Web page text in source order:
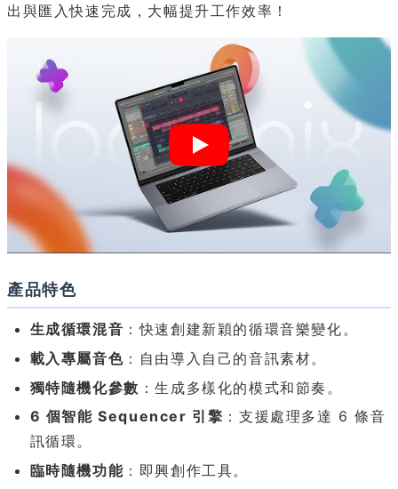
出與匯入快速完成，大幅提升工作效率！
產品特色
生成循環混音 ：快速創建新穎的循環音樂變化。
載入專屬音色 ：自由導入自己的音訊素材。
獨特隨機化參數 ：生成多樣化的模式和節奏。
6 個智能 Sequencer 引擎 ：支援處理多達 6 條音
訊循環。
臨時隨機功能 ：即興創作工具。